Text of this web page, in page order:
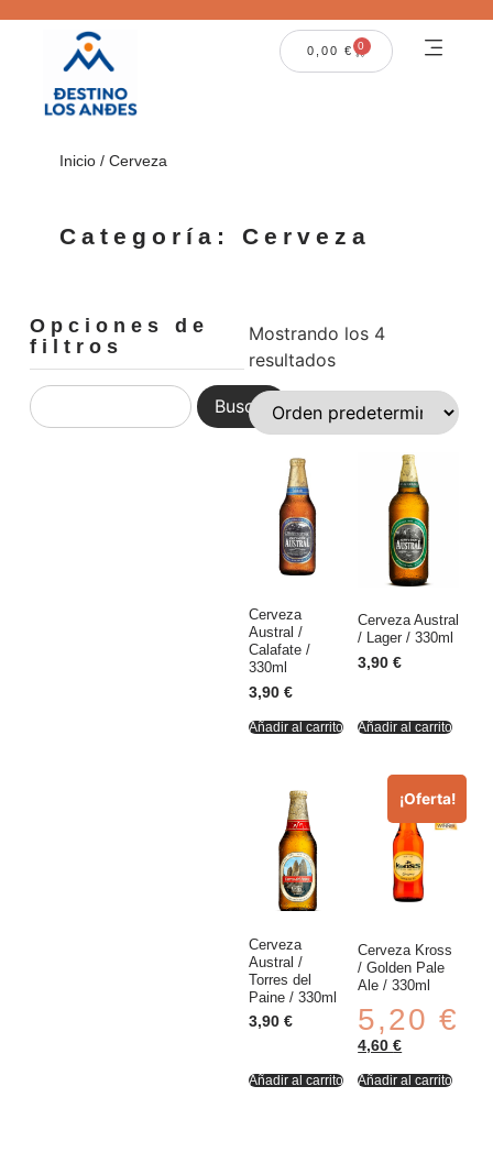
0,00€ 0
Inicio / Cerveza
Categoría: Cerveza
Opciones de
filtros
Buscar
Mostrando los 4
resultados
Cerveza
Austral /
Calafate /
330ml
3,90 €
Añadir al carrito
Cerveza Austral
/ Lager / 330ml
3,90€
Añadir al carrito
Cerveza
Austral /
Torres del
Paine / 330ml
3,90 €
Añadir al carrito
¡Oferta!
Cerveza Kross
/ Golden Pale
Ale / 330ml
5,20€
4,60€
Añadir al carrito